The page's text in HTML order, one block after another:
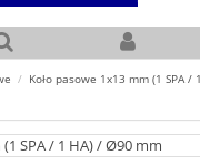
Koło pasowe 1x13 mm (1 SPA /